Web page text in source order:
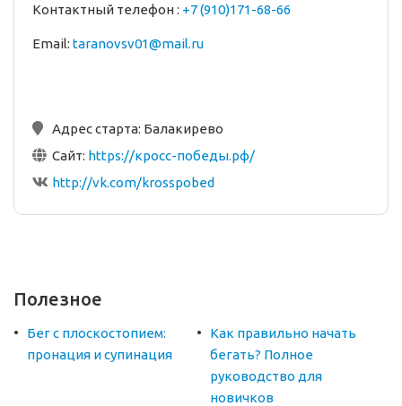
Контактный телефон : +7 (910)171-68-66
Email: taranovsv01@mail.ru
Адрес старта: Балакирево
Сайт: https://кросс-победы.рф/
http://vk.com/krosspobed
Полезное
Бег с плоскостопием:
пронация и супинация
Как правильно начать
бегать? Полное
руководство для
новичков